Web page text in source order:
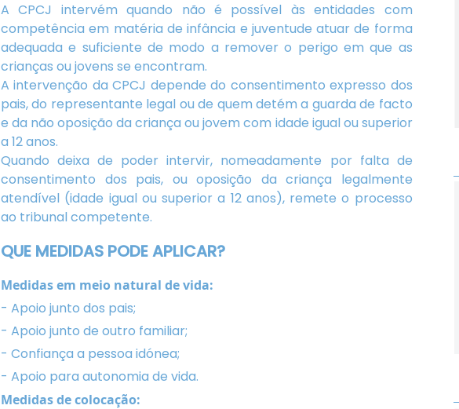
A CPCJ intervém quando não é possível às entidades com
competência em matéria de infância e juventude atuar de forma
adequada e suficiente de modo a remover o perigo em que as
crianças ou jovens se encontram.
A intervenção da CPCJ depende do consentimento expresso dos
pais, do representante legal ou de quem detém a guarda de facto
e da não oposição da criança ou jovem com idade igual ou superior
a 12 anos.
Quando deixa de poder intervir, nomeadamente por falta de
consentimento dos pais, ou oposição da criança legalmente
atendível (idade igual ou superior a 12 anos), remete o processo
ao tribunal competente.
QUE MEDIDAS PODE APLICAR?
Medidas em meio natural de vida:
- Apoio junto dos pais;
- Apoio junto de outro familiar;
- Confiança a pessoa idónea;
- Apoio para autonomia de vida.
Medidas de colocação: